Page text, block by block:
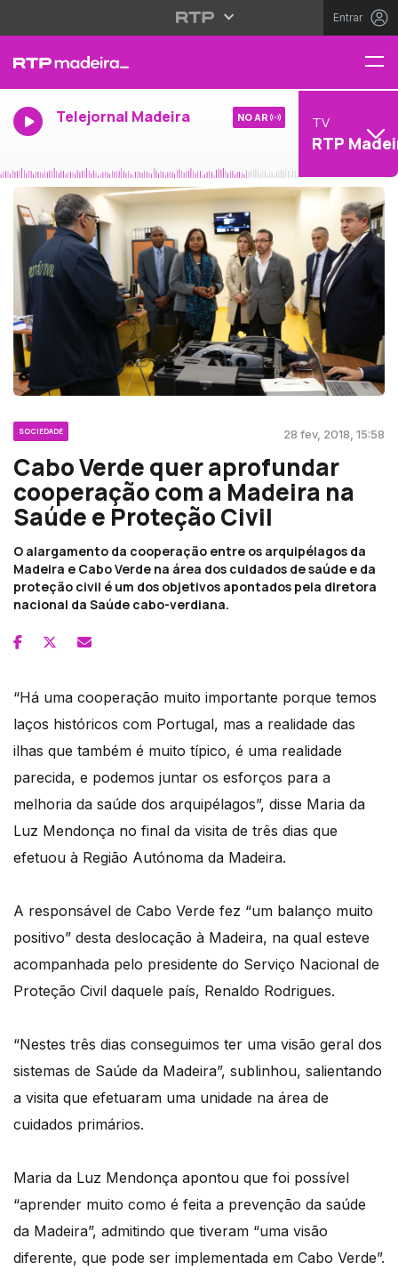
Entrar
Telejornal Madeira NO AR TV
RTP
SOCIEDADE 28 fev, 2018, 15:58
Cabo Verde quer aprofundar
cooperação com a Madeira na
Saúde e Proteção Civil
O alargamento da cooperação entre os arquipélagos da
Madeira e Cabo Verde na área dos cuidados de saúde e da
proteção civil é um dos objetivos apontados pela diretora
nacional da Saúde cabo-verdiana.
“Há uma cooperação muito importante porque temos
laços históricos com Portugal, mas a realidade das
ilhas que também é muito típico, é uma realidade
parecida, e podemos juntar os esforços para a
melhoria da saúde dos arquipélagos”, disse Maria da
Luz Mendonça no final da visita de três dias que
efetuou à Região Autónoma da Madeira.
A responsável de Cabo Verde fez “um balanço muito
positivo” desta deslocação à Madeira, na qual esteve
acompanhada pelo presidente do Serviço Nacional de
Proteção Civil daquele país, Renaldo Rodrigues.
“Nestes três dias conseguimos ter uma visão geral dos
sistemas de Saúde da Madeira”, sublinhou, salientando
a visita que efetuaram uma unidade na área de
cuidados primários.
Maria da Luz Mendonça apontou que foi possível
“aprender muito como é feita a prevenção da saúde
da Madeira”, admitindo que tiveram “uma visão
diferente, que pode ser implementada em Cabo Verde”.